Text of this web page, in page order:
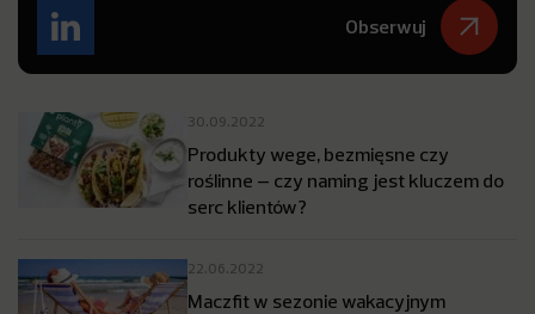
Obserwuj
30.09.2022
Produkty wege, bezmięsne czy
roślinne – czy naming jest kluczem do
serc klientów?
22.06.2022
Maczfit w sezonie wakacyjnym